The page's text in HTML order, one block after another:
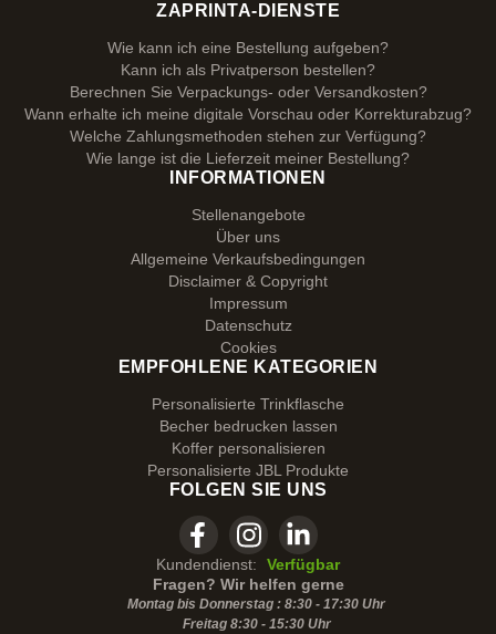
ZAPRINTA-DIENSTE
Wie kann ich eine Bestellung aufgeben?
Kann ich als Privatperson bestellen?
Berechnen Sie Verpackungs- oder Versandkosten?
Wann erhalte ich meine digitale Vorschau oder Korrekturabzug?
Welche Zahlungsmethoden stehen zur Verfügung?
Wie lange ist die Lieferzeit meiner Bestellung?
INFORMATIONEN
Stellenangebote
Über uns
Allgemeine Verkaufsbedingungen
Disclaimer & Copyright
Impressum
Datenschutz
Cookies
EMPFOHLENE KATEGORIEN
Personalisierte Trinkflasche
Becher bedrucken lassen
Koffer personalisieren
Personalisierte JBL Produkte
FOLGEN SIE UNS
Kundendienst:
Verfügbar
Fragen? Wir helfen gerne
Montag bis Donnerstag : 8:30 - 17:30 Uhr
Freitag 8:30 - 15:30Uhr